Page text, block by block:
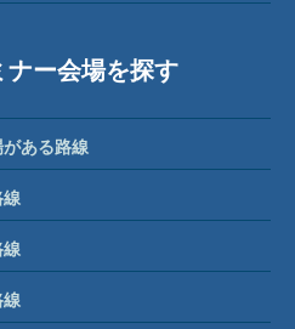
ー会場を探す
ある路線